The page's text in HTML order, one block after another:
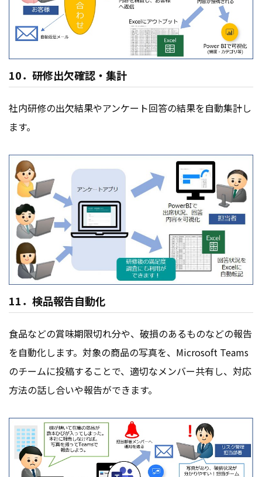
10．研修出欠確認・集計
社内研修の出欠結果やアンケート回答の結果を自動集計し
ます。
11．検品報告自動化
食品などの賞味期限切れ分や、破損のあるものなどの報告
を自動化します。対象の商品の写真を、Microsoft Teams
のチームに投稿することで、適切なメンバー共有し、対応
方法の話し合いや報告ができます。